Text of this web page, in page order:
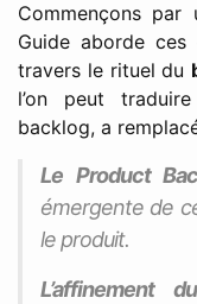
Commençons
Guide aborde
travers le rituel du
l’on peut
backlog, a
Le Product
émergente de
le produit.
L’affinement